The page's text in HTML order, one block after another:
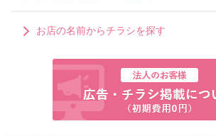
お店の名前からチラシを探す